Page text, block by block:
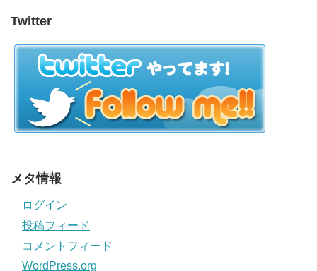
Twitter
メタ情報
ログイン
投稿フィード
コメントフィード
WordPress.org